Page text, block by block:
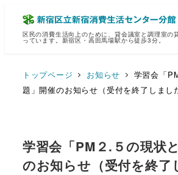
区民の消費生活向上のために、貸会議室と調理室の
っています。新宿区・高田馬場駅から徒歩3分。
トップページ お知らせ
学習会「
題」開催のお知らせ（受付を終了しまし
学習会「PM２.５の現状
のお知らせ（受付を終了